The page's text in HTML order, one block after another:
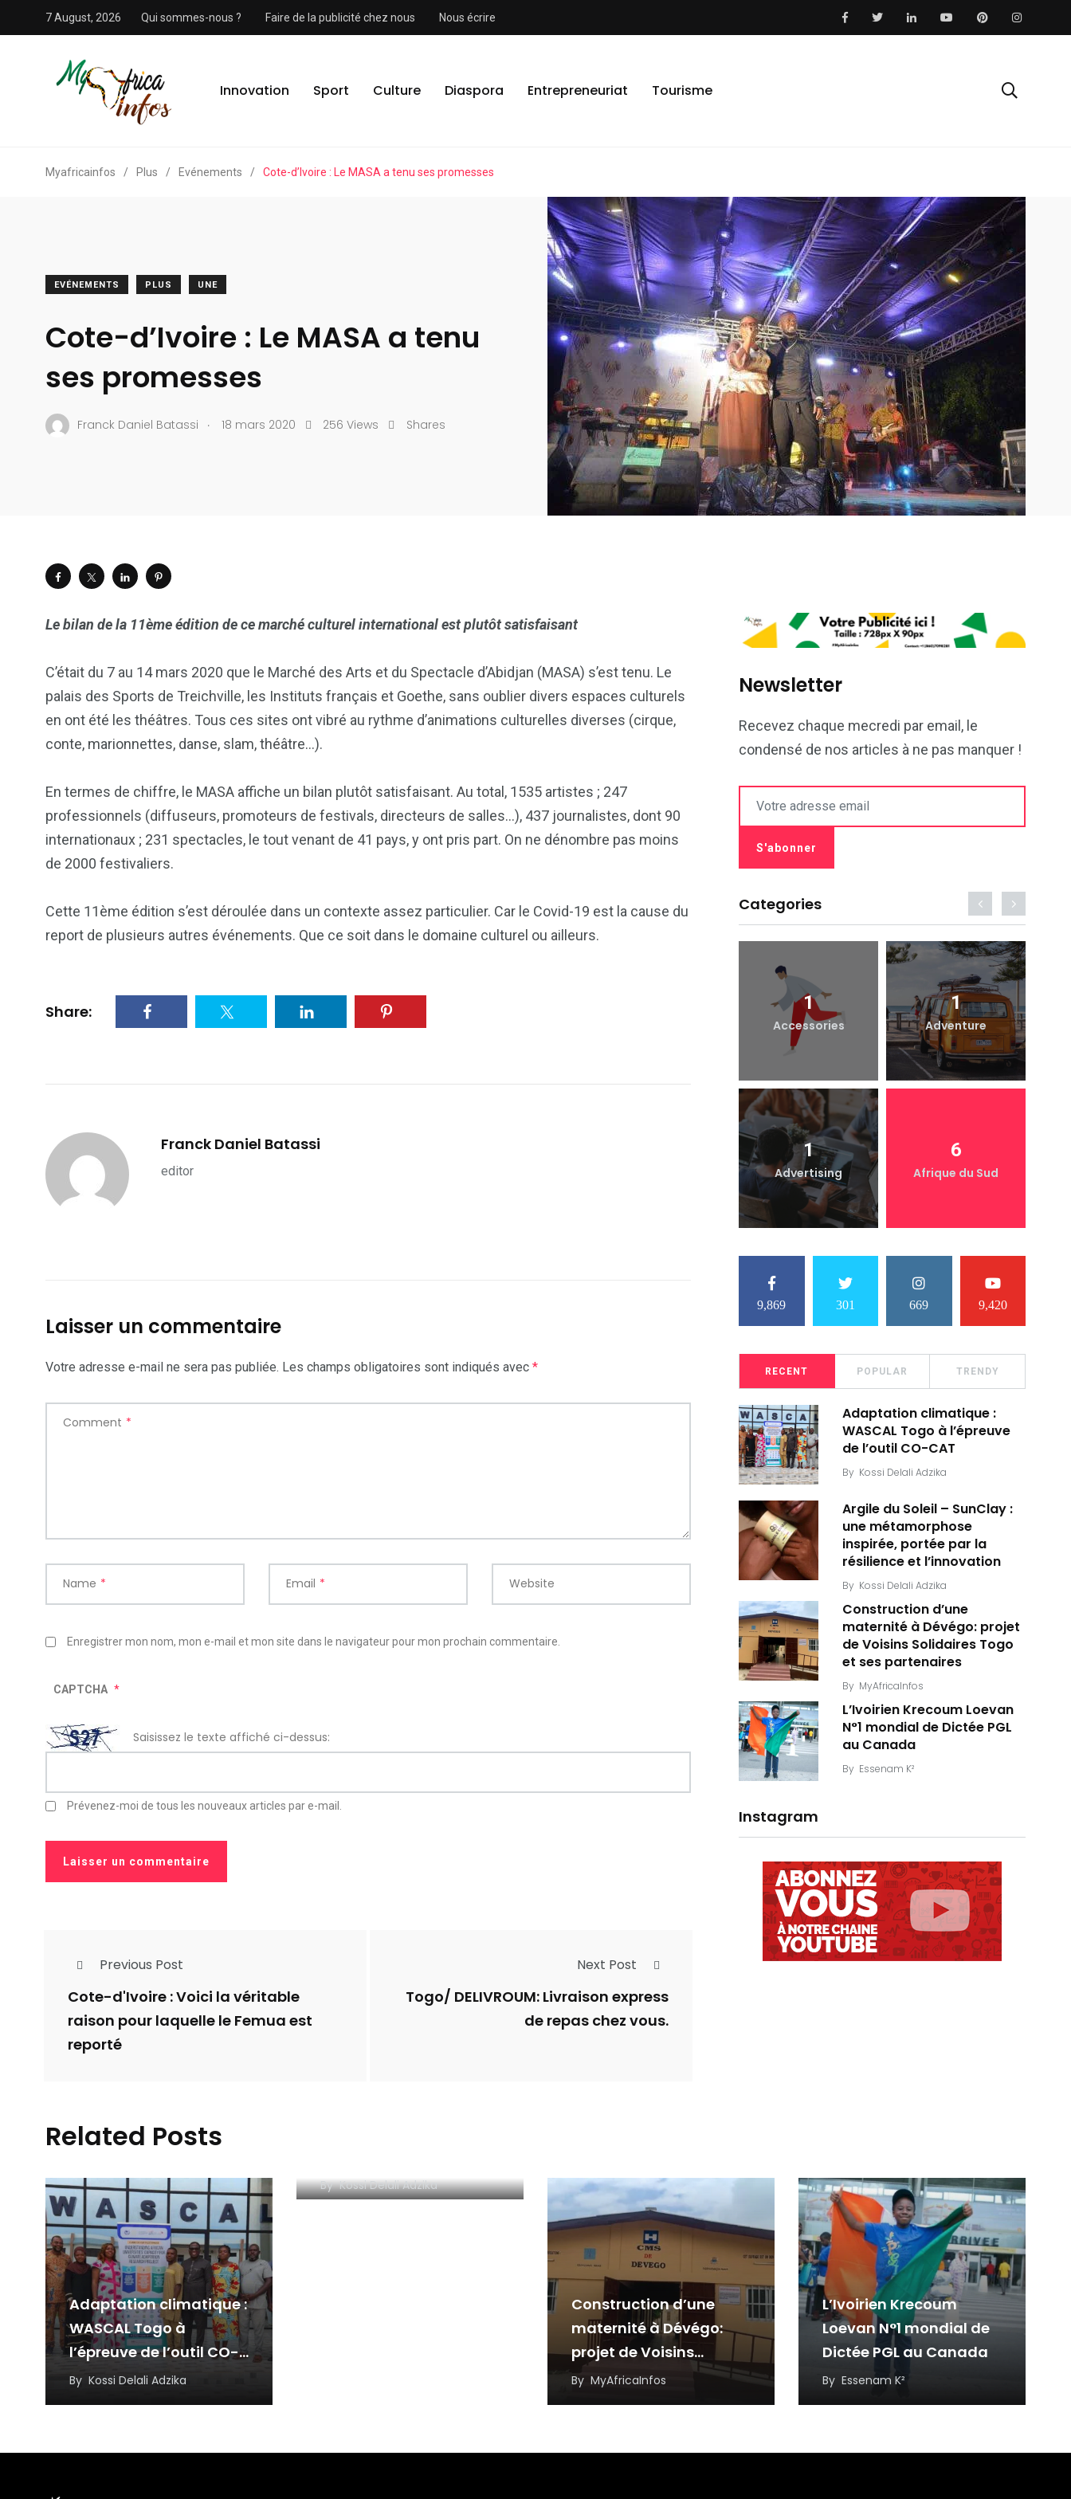
7 August, 2026 Qui sommes-nous ? Faire de la publicité chez nous Nous écrire
Innovation Sport Culture Diaspora Entrepreneuriat Tourisme
Myafricainfos / Plus / Evénements / Cote-d’Ivoire : Le MASA a tenu ses promesses
EVÉNEMENTS PLUS UNE
Cote-d’Ivoire : Le MASA a tenu
ses promesses
Franck Daniel Batassi . 18 mars 2020 256 Views Shares
Le bilan de la 11ème édition de ce marché culturel international est plutôt satisfaisant
C’était du 7 au 14 mars 2020 que le Marché des Arts et du Spectacle d’Abidjan (MASA) s’est tenu. Le
palais des Sports de Treichville, les Instituts français et Goethe, sans oublier divers espaces culturels
en ont été les théâtres. Tous ces sites ont vibré au rythme d’animations culturelles diverses (cirque,
conte, marionnettes, danse, slam, théâtre…).
En termes de chiffre, le MASA affiche un bilan plutôt satisfaisant. Au total, 1535 artistes ; 247
professionnels (diffuseurs, promoteurs de festivals, directeurs de salles…), 437 journalistes, dont 90
internationaux ; 231 spectacles, le tout venant de 41 pays, y ont pris part. On ne dénombre pas moins
de 2000 festivaliers.
Cette 11ème édition s’est déroulée dans un contexte assez particulier. Car le Covid-19 est la cause du
report de plusieurs autres événements. Que ce soit dans le domaine culturel ou ailleurs.
Share:
Franck Daniel Batassi
editor
Laisser un commentaire
Votre adresse e-mail ne sera pas publiée. Les champs obligatoires sont indiqués avec *
Comment *
Name * Email * Website
Enregistrer mon nom, mon e-mail et mon site dans le navigateur pour mon prochain commentaire.
CAPTCHA *
Saisissez le texte affiché ci-dessus:
Prévenez-moi de tous les nouveaux articles par e-mail.
Previous Post
Cote-d'Ivoire : Voici la véritable
raison pour laquelle le Femua est
reporté
Next Post
Togo/ DELIVROUM: Livraison express
de repas chez vous.
Newsletter
Recevez chaque mecredi par email, le
condensé de nos articles à ne pas manquer !
Categories
1824
Une
1
Wedding
1
wedding
1
Accessories
1
Adventure
1
Advertising
6
Afrique du Sud
9,869 301 669 9,420
RECENT POPULAR TRENDY
Adaptation climatique :
WASCAL Togo à l’épreuve
de l’outil CO-CAT
By Kossi Delali Adzika
Argile du Soleil – SunClay :
une métamorphose
inspirée, portée par la
résilience et l’innovation
By Kossi Delali Adzika
Construction d’une
maternité à Dévégo: projet
de Voisins Solidaires Togo
et ses partenaires
By MyAfricaInfos
L’Ivoirien Krecoum Loevan
N°1 mondial de Dictée PGL
au Canada
By Essenam K²
Instagram
Related Posts
Adaptation climatique :
WASCAL Togo à
l’épreuve de l’outil CO-
CAT
By Kossi Delali Adzika
inspirée, portée par la
résilience et
ByKossi Delali Adzika
Construction d’une
maternité à Dévégo:
projet de Voisins
Solidaires Togo et ses
By MyAfricaInfos
L’Ivoirien Krecoum
Loevan N°1 mondial de
Dictée PGL au Canada
By Essenam K²